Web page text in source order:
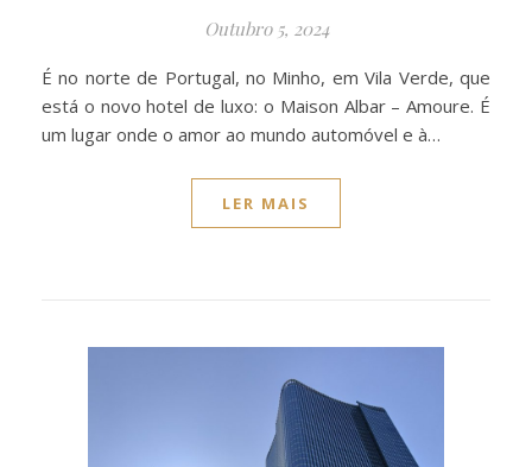
Outubro 5, 2024
É no norte de Portugal, no Minho, em Vila Verde, que
está o novo hotel de luxo: o Maison Albar – Amoure. É
um lugar onde o amor ao mundo automóvel e à…
LER MAIS